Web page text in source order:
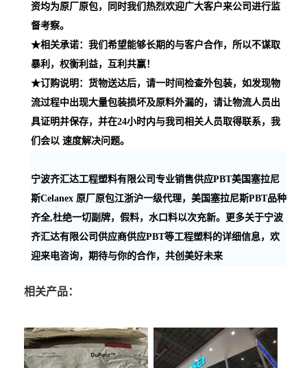
资均为原厂原包，同时我们热烈欢迎广大客户来公司进行监
督考察。
★相关承诺：我们希望能够长期的与客户合作，所以不谋取
暴利，权衡利益，互利共赢！
★订购说明：货物送达后，请一时间检查外包装，如发现物
流过程中出现大量包装损坏及原料外漏的，请让物流人员出
具证明并保存，并在24小时内与我司相关人员取得联系，我
们会以 速度解决问题。
宁波齐汇达工程塑料有限公司专业销售供应PBT美国塞拉尼
斯Celanex 原厂原包江浙沪一级代理，美国塞拉尼斯PBT品种
齐全,杜绝一切副牌，假料，水口料以次充新。更多关于宁波
齐汇达有限公司供应商供应PBT等工程塑料的详细信息，欢
迎来电咨询，期待与你的合作，共创美好未来
相关产品：